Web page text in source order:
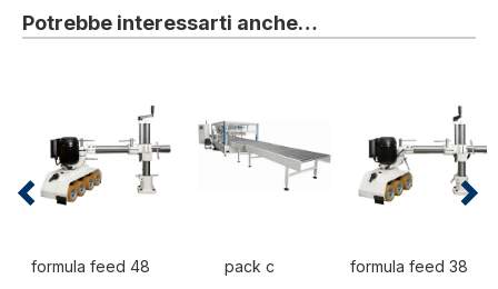
Potrebbe interessarti anche…
formula feed 48 pack c formula feed 38